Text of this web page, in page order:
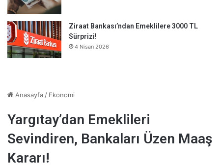
Ziraat Bankası’ndan Emeklilere 3000 TL
Sürprizi!
4 Nisan 2026